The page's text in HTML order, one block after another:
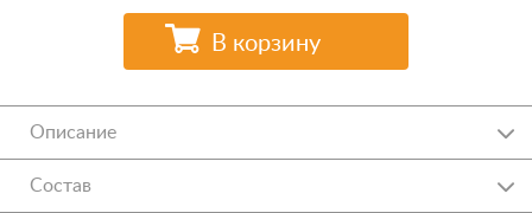
В корзину
Описание
Состав